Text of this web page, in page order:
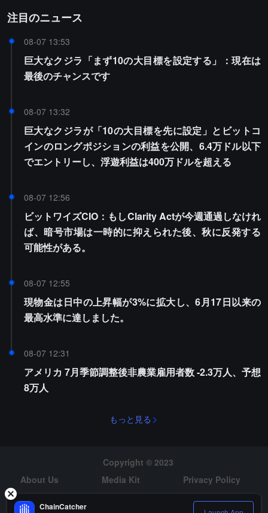
注目のニュース
08-07 13:53
巨大なクジラ「まず10の大目標を設定する」：現在は
最後のチャンスです
08-07 13:32
巨大なクジラが「10の大目標を先に設定」とビットコ
インのロングポジションの利益を公開、6.4万ドル以下
でエントリーし、浮遊利益は400万ドルを超える
08-07 12:56
ビットワイズCIO：もしClarity Actが今週通過しなけれ
ば、暗号市場は一時的に抑えられた後、秋に反発する
可能性がある。
08-07 12:55
現物金は日中の上昇幅が3%に拡大し、6月17日以来の
最高水準に達しました。
08-07 12:31
アメリカ 7月季節調整後非農業雇用者数 -2.3万人、予想
8万人
もっと見る
Copyright © 2023
About Us
Media Kit
Privacy Policy
Risk Warning
Hiring
ChainCatcher